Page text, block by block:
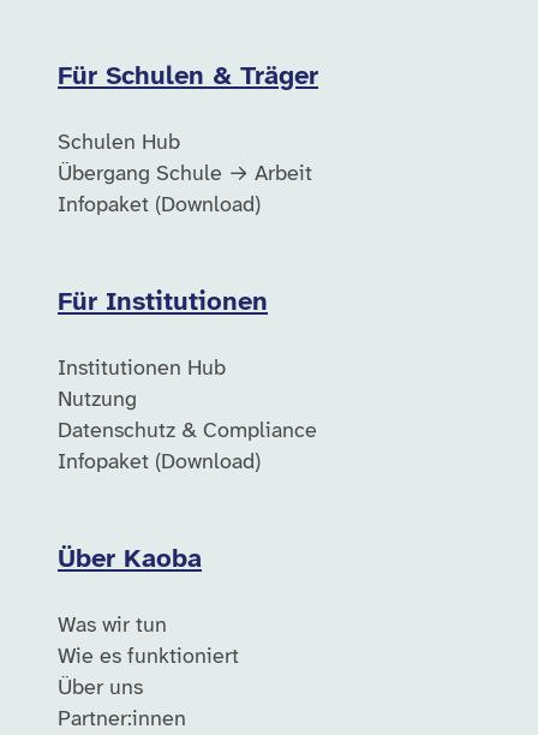
Für Schulen & Träger
Schulen Hub
Übergang Schule → Arbeit
Infopaket (Download)
Für Institutionen
Institutionen Hub
Nutzung
Datenschutz & Compliance
Infopaket (Download)
Über Kaoba
Was wir tun
Wie es funktioniert
Über uns
Partner:innen